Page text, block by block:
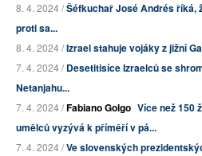
8. 4. 2024 /Šéfkuchař José Andrés říká,
proti sa...
8. 4. 2024 /Izrael stahuje vojáky z jižní
7. 4. 2024 /Desetitisíce Izraelců se
Netanjahu...
7. 4. 2024 /Fabiano Golgo Více než 150
umělců vyzývá k příměří v pá...
7. 4. 2024 /Ve slovenských